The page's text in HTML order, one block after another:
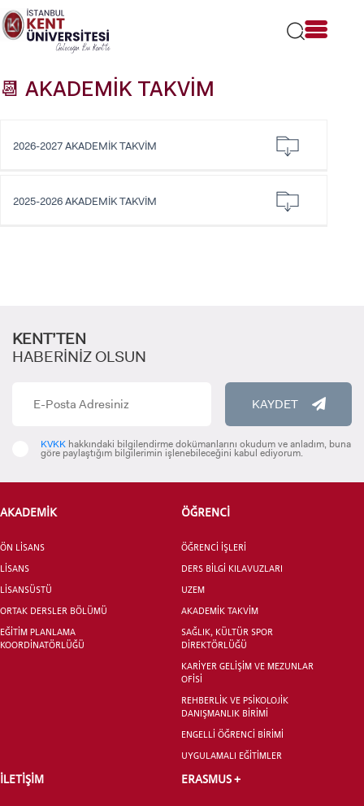
Lütfen
dikkat:
Bu
bir
ADAY ÖĞRENCİ
INTERNATIONAL
STUDENT
LİSANSÜSTÜ EĞİTİM ENSTİTÜSÜ
📆 AKADEMİK TAKVİM
2026-2027 AKADEMİK TAKVİM
2025-2026 AKADEMİK TAKVİM
KENT’TEN
HABERİNİZ OLSUN
KAYDET
KVKK hakkındaki bilgilendirme dokümanlarını okudum ve anladım, buna
göre paylaştığım bilgilerimin işlenebileceğini kabul ediyorum.
AKADEMİK
ÖN LİSANS
LİSANS
LİSANSÜSTÜ
ORTAK DERSLER BÖLÜMÜ
EĞİTİM PLANLAMA
KOORDİNATÖRLÜĞÜ
ÖĞRENCİ
ÖĞRENCİ İŞLERİ
DERS BİLGİ KILAVUZLARI
UZEM
AKADEMİK TAKVİM
SAĞLIK, KÜLTÜR SPOR
DİREKTÖRLÜĞÜ
KARİYER GELİŞİM VE MEZUNLAR
OFİSİ
REHBERLİK VE PSİKOLOJİK
DANIŞMANLIK BİRİMİ
ENGELLİ ÖĞRENCİ BİRİMİ
UYGULAMALI EĞİTİMLER
İLETİŞİM ERASMUS +